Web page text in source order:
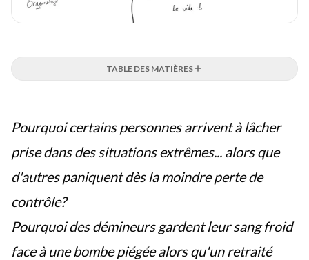
TABLE DES MATIÈRES
Pourquoi certains personnes arrivent à lâcher
prise dans des situations extrêmes... alors que
d'autres paniquent dès la moindre perte de
contrôle?
Pourquoi des démineurs gardent leur sang froid
face à une bombe piégée alors qu'un retraité